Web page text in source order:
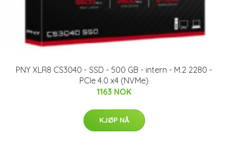
PNY XLR8 CS3040 - SSD - 500 GB - intern - M.2 2280 -
PCIe 4.0 x4 (NVMe)
1163 NOK
KJØP NÅ